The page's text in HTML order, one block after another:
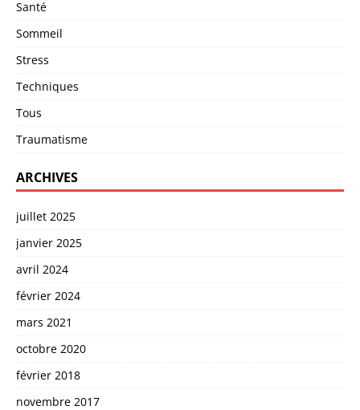
Santé
Sommeil
Stress
Techniques
Tous
Traumatisme
ARCHIVES
juillet 2025
janvier 2025
avril 2024
février 2024
mars 2021
octobre 2020
février 2018
novembre 2017